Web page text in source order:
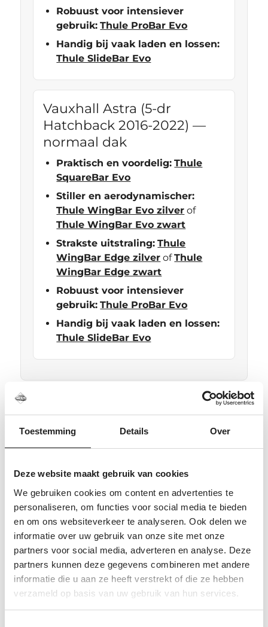
Toestemming Details Over
Deze website maakt gebruik van cookies
We gebruiken cookies om content en advertenties te
personaliseren, om functies voor social media te bieden
en om ons websiteverkeer te analyseren. Ook delen we
informatie over uw gebruik van onze site met onze
partners voor social media, adverteren en analyse. Deze
partners kunnen deze gegevens combineren met andere
informatie die u aan ze heeft verstrekt of die ze hebben
verzameld op basis van uw gebruik van hun services.
Robuust voor intensiever
gebruik: Thule ProBar Evo
Handig bij vaak laden en lossen:
Thule SlideBar Evo
Vauxhall Astra (5-dr
Hatchback 2016-2022) —
normaal dak
Praktisch en voordelig: Thule
SquareBar Evo
Stiller en aerodynamischer:
Thule WingBar Evo zilver of
Thule WingBar Evo zwart
Strakste uitstraling: Thule
WingBar Edge zilver ofThule
WingBar Edge zwart
Robuust voor intensiever
gebruik: Thule ProBar Evo
Handig bij vaak laden en lossen:
Thule SlideBar Evo
Waarom heb je een Thule Kitset
Niet ieder autodak is hetzelfde. EenThule
bevestigingspunten van jouw auto. Daarmee
zorg je dat de Thule voetenset netjes en veilig
op het dak gemonteerd kan worden.
Juist bij dakdragers gaat het vaak mis door
verwarring tussen normaal dak, fixpoints, open
dakrails en geïntegreerde dakrails. Controleer
daarom altijd het daktype voordat je bestelt.
Twijfel je over de juiste kitset?